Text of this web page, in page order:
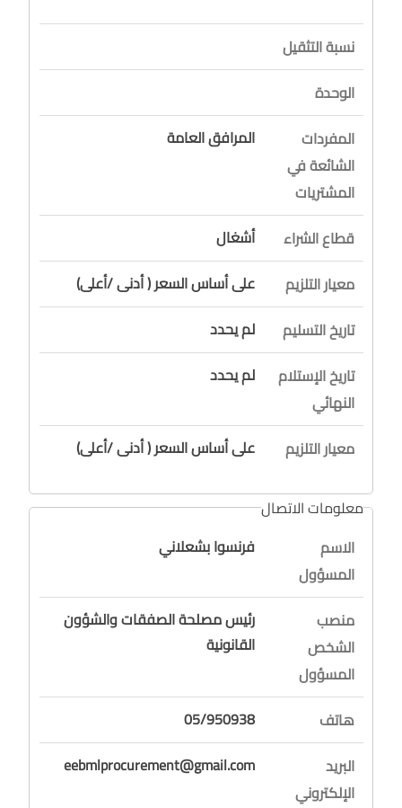
نسبة التثقيل
الوحدة
المفردات
الشائعة في
المشتريات
المرافق العامة
قطاع الشراء
أشغال
معيار التلزيم
على أساس السعر ( أدنى /أعلى)
تاريخ التسليم
لم يحدد
تاريخ الإستلام
النهائي
لم يحدد
معيار التلزيم على أساس السعر ( أدنى /أعلى)
معلومات الاتصال
الاسم
المسؤول
فرنسوا بشعلاني
منصب
الشخص
المسؤول
رئيس مصلحة الصفقات والشؤون
القانونية
هاتف
05/950938
البريد
الإلكتروني
eebmlprocurement@gmail.com